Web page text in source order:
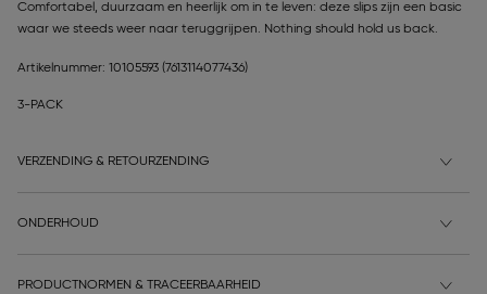
Comfortabel, duurzaam en heerlijk om in te leven: deze slips zijn een basic
waar we steeds weer naar teruggrijpen. Nothing should hold us back.
Artikelnummer: 10105593 (7613114077436)
3-PACK
VERZENDING & RETOURZENDING
ONDERHOUD
PRODUCTNORMEN & TRACEERBAARHEID